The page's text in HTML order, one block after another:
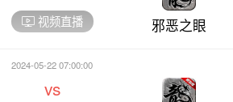
视频直播 邪恶之眼
2024-05-22 07:00:00
vs